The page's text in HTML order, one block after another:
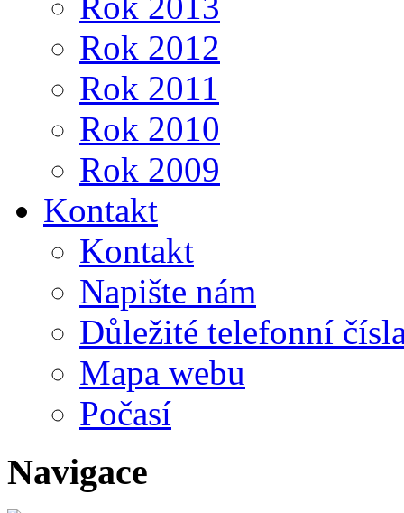
Rok 2012
Rok 2011
Rok 2010
Rok 2009
Kontakt
Kontakt
Napište nám
Důležité telefonní
Mapa webu
Počasí
Navigace